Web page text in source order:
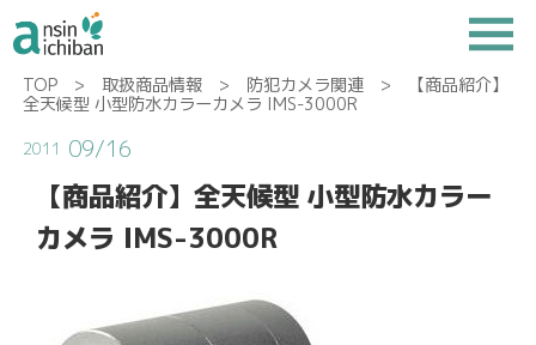
TOP> 取扱商品情報> 防犯カメラ関連> 【商品紹介】
全天候型 小型防水カラーカメラ IMS-3000R
2011 09/16
【商品紹介】全天候型 小型防水カラー
カメラ IMS-3000R